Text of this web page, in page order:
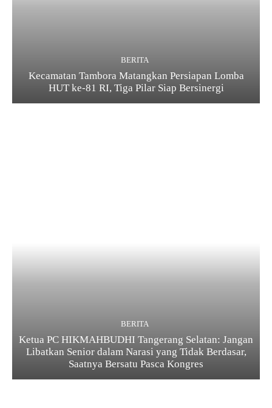
BERITA
Kecamatan Tambora Matangkan Persiapan Lomba
HUT ke-81 RI, Tiga Pilar Siap Bersinergi
BERITA
Ketua PC HIKMAHBUDHI Tangerang Selatan: Jangan
Libatkan Senior dalam Narasi yang Tidak Berdasar,
Saatnya Bersatu Pasca Kongres